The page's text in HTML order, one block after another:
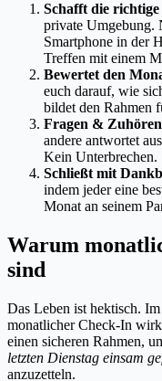
Schafft die
private Umgebung.
Smartphone in der
Treffen mit einem
Bewertet den
euch darauf, wie
bildet den Rahmen
Fragen &
andere antwortet
Kein Unterbrechen.
Schließt mit
indem jeder eine
Monat an seinem
Warum
sind
Das Leben ist hektisch.
monatlicher Check-In
einen sicheren Rahmen,
letzten Dienstag einsam
anzuzetteln.